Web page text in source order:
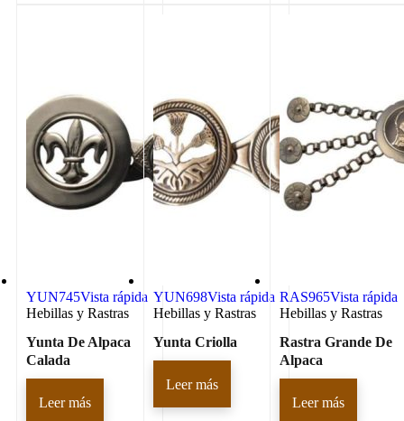
YUN745Vista rápida
Hebillas y Rastras
Yunta De Alpaca
Calada
Leer más
YUN698Vista rápida
Hebillas y Rastras
Yunta Criolla
Leer más
RAS965Vista rápida
Hebillas y Rastras
Rastra Grande De
Alpaca
Leer más